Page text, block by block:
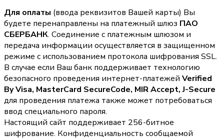
Для оплаты (ввода реквизитов Вашей карты) Вы
будете перенаправлены на платежный шлюз ПАО
СБЕРБАНК. Соединение с платежным шлюзом и
передача информации осуществляется в защищенном
режиме с использованием протокола шифрования SSL.
В случае если Ваш банк поддерживает технологию
безопасного проведения интернет-платежей Verified
By Visa, MasterCard SecureCode, MIR Accept, J-Secure
для проведения платежа также может потребоваться
ввод специального пароля.
Настоящий сайт поддерживает 256-битное
шифрование. Конфиденциальность сообщаемой